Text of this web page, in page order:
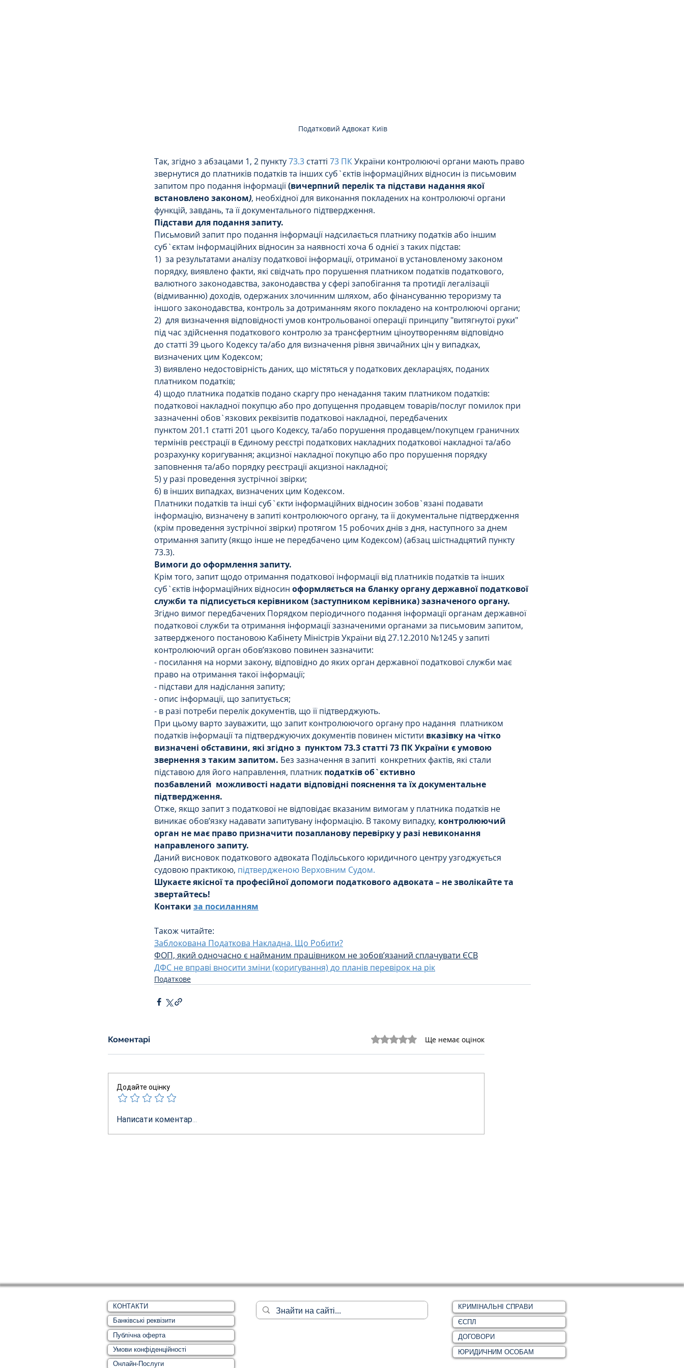
Податковий Адвокат Київ
Так, згідно з абзацами 1, 2 пункту 73.3 статті 73 ПК України контролюючі органи мають право
звернутися до платників податків та інших суб`єктів інформаційних відносин із письмовим
запитом про подання інформації (вичерпний перелік та підстави надання якої
встановлено законом), необхідної для виконання покладених на контролюючі органи
функцій, завдань, та її документального підтвердження.
Підстави для подання запиту.
Письмовий запит про подання інформації надсилається платнику податків або іншим
суб`єктам інформаційних відносин за наявності хоча б однієї з таких підстав:
1)  за результатами аналізу податкової інформації, отриманої в установленому законом
порядку, виявлено факти, які свідчать про порушення платником податків податкового,
валютного законодавства, законодавства у сфері запобігання та протидії легалізації
(відмиванню) доходів, одержаних злочинним шляхом, або фінансуванню тероризму та
іншого законодавства, контроль за дотриманням якого покладено на контролюючі органи;
2)  для визначення відповідності умов контрольованої операції принципу "витягнутої руки"
під час здійснення податкового контролю за трансфертним ціноутворенням відповідно
до статті 39 цього Кодексу та/або для визначення рівня звичайних цін у випадках,
визначених цим Кодексом;
3) виявлено недостовірність даних, що містяться у податкових деклараціях, поданих
платником податків;
4) щодо платника податків подано скаргу про ненадання таким платником податків:
податкової накладної покупцю або про допущення продавцем товарів/послуг помилок при
зазначенні обов`язкових реквізитів податкової накладної, передбачених
пунктом 201.1 статті 201 цього Кодексу, та/або порушення продавцем/покупцем граничних
термінів реєстрації в Єдиному реєстрі податкових накладних податкової накладної та/або
розрахунку коригування; акцизної накладної покупцю або про порушення порядку
заповнення та/або порядку реєстрації акцизної накладної;
5) у разі проведення зустрічної звірки;
6) в інших випадках, визначених цим Кодексом.
Платники податків та інші суб`єкти інформаційних відносин зобов`язані подавати
інформацію, визначену в запиті контролюючого органу, та її документальне підтвердження
(крім проведення зустрічної звірки) протягом 15 робочих днів з дня, наступного за днем
отримання запиту (якщо інше не передбачено цим Кодексом) (абзац шістнадцятий пункту
73.3).
Вимоги до оформлення запиту.
Крім того, запит щодо отримання податкової інформації від платників податків та інших
суб`єктів інформаційних відносин оформляється на бланку органу державної податкової
служби та підписується керівником (заступником керівника) зазначеного органу.
Згідно вимог передбачених Порядком періодичного подання інформації органам державної
податкової служби та отримання інформації зазначеними органами за письмовим запитом,
затвердженого постановою Кабінету Міністрів України від 27.12.2010 №1245 у запиті
контролюючий орган обов’язково повинен зазначити:
- посилання на норми закону, відповідно до яких орган державної податкової служби має
право на отримання такої інформації;
- підстави для надіслання запиту;
- опис інформації, що запитується;
- в разі потреби перелік документів, що її підтверджують.
При цьому варто зауважити, що запит контролюючого органу про надання  платником
податків інформації та підтверджуючих документів повинен містити вказівку на чітко
визначені обставини, які згідно з  пунктом 73.3 статті 73 ПК України є умовою
звернення з таким запитом. Без зазначення в запиті  конкретних фактів, які стали
підставою для його направлення, платник податків об`єктивно
позбавлений  можливості надати відповідні пояснення та їх документальне
підтвердження.
Отже, якщо запит з податкової не відповідає вказаним вимогам у платника податків не
виникає обов’язку надавати запитувану інформацію. В такому випадку, контролюючий
орган не має право призначити позапланову перевірку у разі невиконання
направленого запиту.
Даний висновок податкового адвоката Подільського юридичного центру узгоджується
судовою практикою, підтвердженою Верховним Судом.
Шукаєте якісної та професійної допомоги податкового адвоката – не зволікайте та
звертайтесь!
Контаки за посиланням
Також читайте:
Заблокована Податкова Накладна. Що Робити?
ФОП, який одночасно є найманим працівником не зобов’язаний сплачувати ЄСВ
ДФС не вправі вносити зміни (коригування) до планів перевірок на рік
Податкове
Коментарі Оцінка: 0 з 5 зірок.Ще немає оцінок
Додайте оцінку
Написати коментар...
КОНТАКТИ
Банківські реквізити
Публічна оферта
Умови конфіденційності
Онлайн-Послуги
КРИМІНАЛЬНІ СПРАВИ
ЄСПЛ
ДОГОВОРИ
ЮРИДИЧНИМ ОСОБАМ